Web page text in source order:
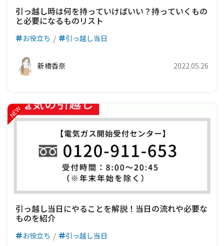
引っ越し時は何を持っていけばいい？持っていくもの
と必要になるものリスト
お役立ち 引っ越し当日
新橋香奈 2022.05.26
引っ越し当日にやることを解説！当日の流れや必要な
ものを紹介
お役立ち 引っ越し当日